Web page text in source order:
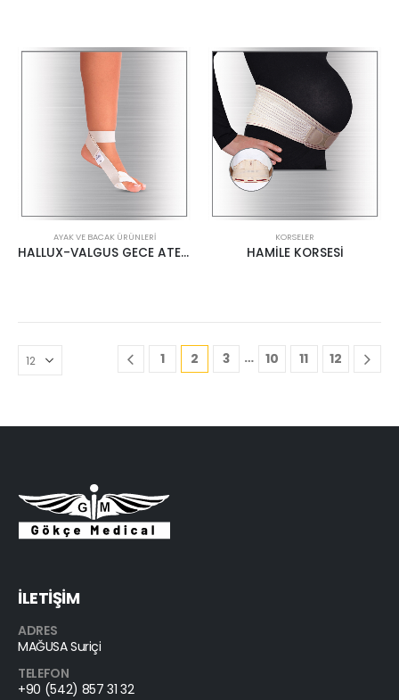
AYAK VE BACAK ÜRÜNLERI
HALLUX-VALGUS GECE ATELİ BANDAJI
KORSELER
HAMİLE KORSESİ
1 2 3 … 10 11 12
İLETİŞİM
ADRES
MAĞUSA Suriçi
TELEFON
+90 (542) 857 31 32